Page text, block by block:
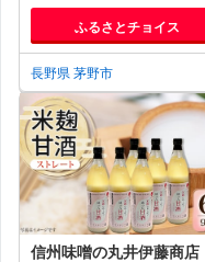
ふるさとチョイス
長野県 茅野市
信州味噌の丸井伊藤商店